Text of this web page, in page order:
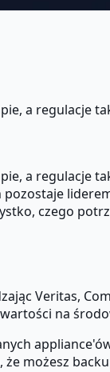
a regulacje
a regulacje
pozostaje
czego
Veritas,
na
możesz